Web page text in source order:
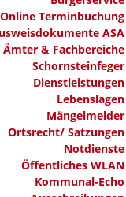
Online Terminbuchung
ASA
Ämter & Fachbereiche
Schornsteinfeger
Dienstleistungen
Lebenslagen
Mängelmelder
Ortsrecht/ Satzungen
Notdienste
Öffentliches WLAN
Kommunal-Echo